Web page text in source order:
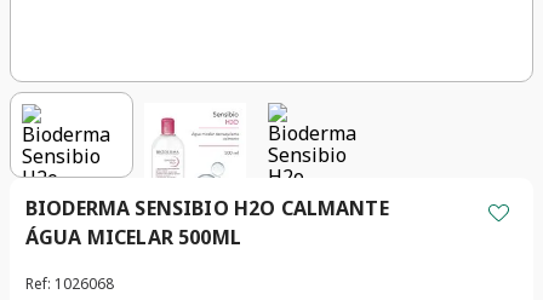
BIODERMA SENSIBIO H2O CALMANTE
ÁGUA MICELAR 500ML
Ref: 1026068